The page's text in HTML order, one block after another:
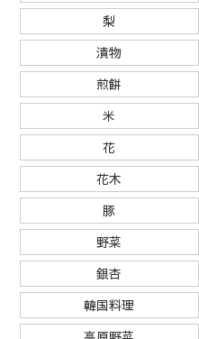
梨
漬物
煎餅
米
花
花木
豚
野菜
銀杏
韓国料理